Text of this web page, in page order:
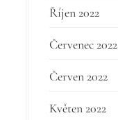
Říjen 2022
Červenec 2022
Červen 2022
Květen 2022